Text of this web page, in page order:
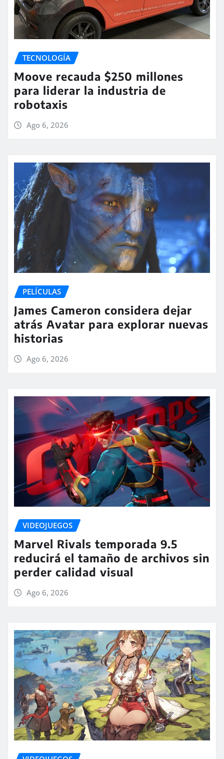
TECNOLOGÍA
Moove recauda $250 millones
para liderar la industria de
robotaxis
Ago 6, 2026
PELÍCULAS
James Cameron considera dejar
atrás Avatar para explorar nuevas
historias
Ago 6, 2026
VIDEOJUEGOS
Marvel Rivals temporada 9.5
reducirá el tamaño de archivos sin
perder calidad visual
Ago 6, 2026